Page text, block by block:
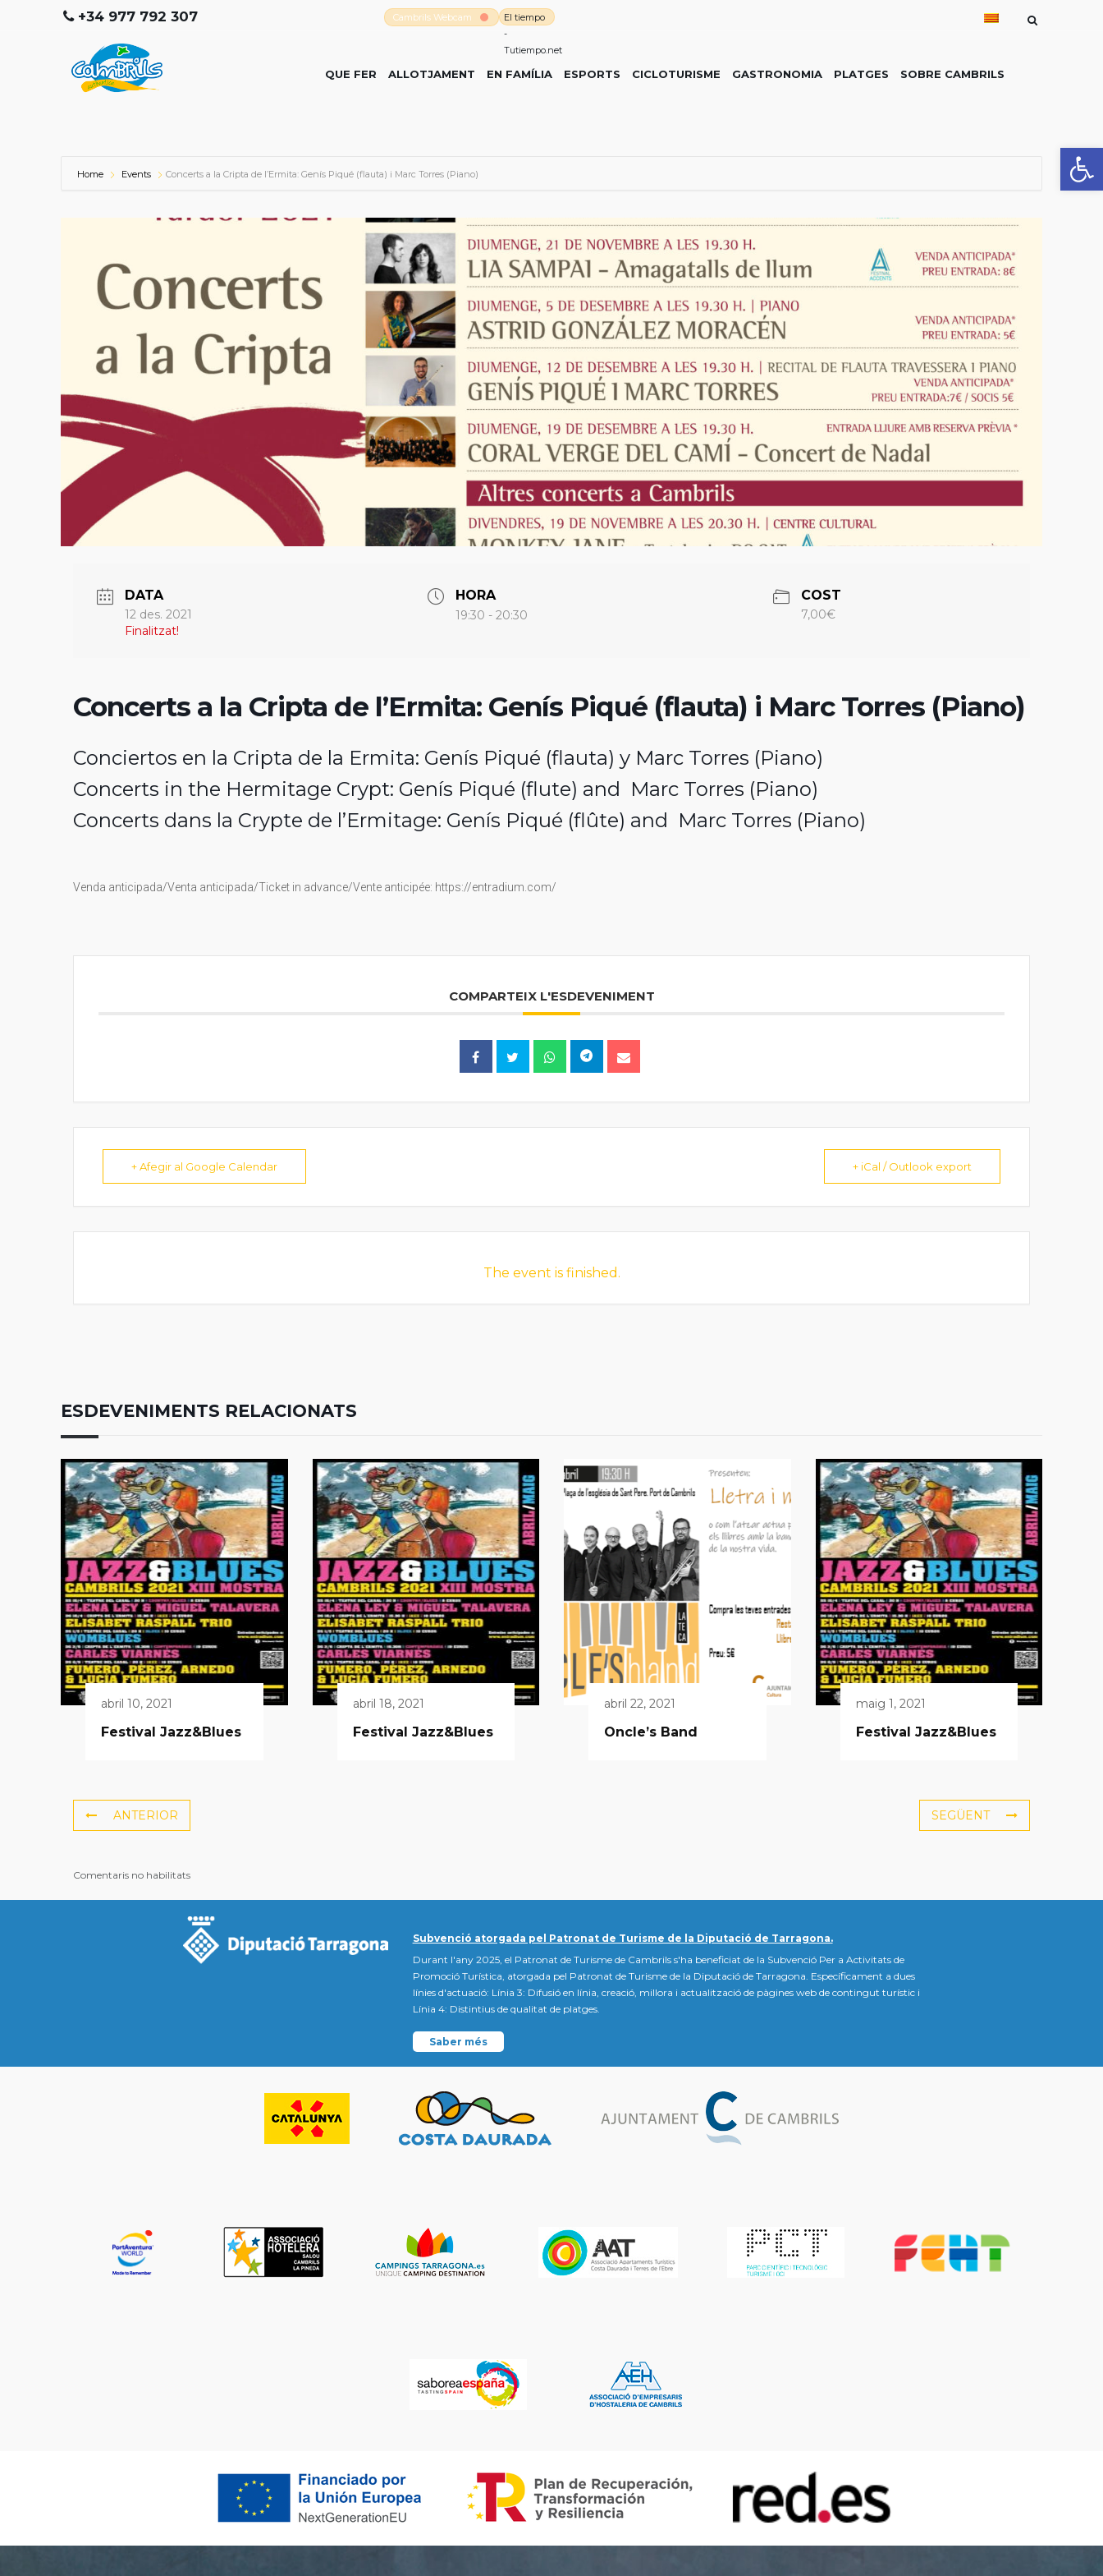
Obre
+34 977 792 307 Cambrils Webcam
El tiempo
-
Tutiempo.net
QUE FER ALLOTJAMENT EN FAMÍLIA ESPORTS CICLOTURISME GASTRONOMIA PLATGES SOBRE CAMBRILS
Home Events Concerts a la Cripta de l’Ermita: Genís Piqué (flauta) i Marc Torres (Piano)
DATA
12 des. 2021
Finalitzat!
HORA
19:30 - 20:30
COST
7,00€
Concerts a la Cripta de l’Ermita: Genís Piqué (flauta) i Marc Torres (Piano)
Conciertos en la Cripta de la Ermita: Genís Piqué (flauta) y Marc Torres (Piano)
Concerts in the Hermitage Crypt: Genís Piqué (flute) and Marc Torres (Piano)
Concerts dans la Crypte de l’Ermitage: Genís Piqué (flûte) and Marc Torres (Piano)
Venda anticipada/Venta anticipada/Ticket in advance/Vente anticipée: https://entradium.com/
COMPARTEIX L'ESDEVENIMENT
+ Afegir al Google Calendar + iCal / Outlook export
The event is finished.
ESDEVENIMENTS RELACIONATS
abril 10, 2021
Festival Jazz&Blues
abril 18, 2021
Festival Jazz&Blues
abril 22, 2021
Oncle’s Band
maig 1, 2021
Festival Jazz&Blues
ANTERIOR SEGÜENT
Comentaris no habilitats
Subvenció atorgada pel Patronat de Turisme de la Diputació de Tarragona.
Durant l'any 2025, el Patronat de Turisme de Cambrils s'ha beneficiat de la Subvenció Per a Activitats de
Promoció Turística, atorgada pel Patronat de Turisme de la Diputació de Tarragona. Específicament a dues
línies d'actuació: Línia 3: Difusió en línia, creació, millora i actualització de pàgines web de contingut turístic i
Línia 4: Distintius de qualitat de platges.
Saber més